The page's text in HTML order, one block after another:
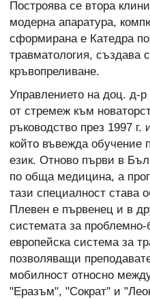
Построява се втора
модерна апаратура,
сформирана е Катедра
травматология, създава
кръвопреливане.
Управлението на доц. д-
от стремеж към
ръководство през 1997 г.
който въвежда обучение
език. Отново първи в
по обща медицина, а
тази специалност
Плевен е първенец и в
системата за
европейска система за
позволяващи
мобилност относно
"Еразъм", "Сократ" и